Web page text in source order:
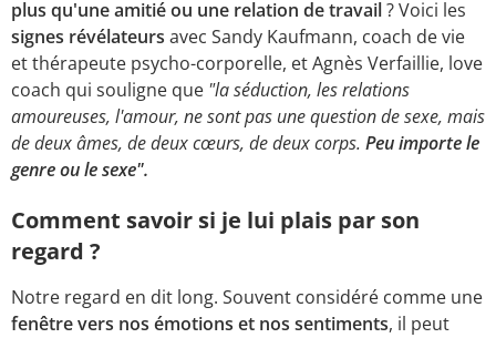
plus qu'une amitié ou une relation de travail? Voici les
signes révélateurs avec Sandy Kaufmann, coach de vie
et thérapeute psycho-corporelle, et Agnès Verfaillie, love
coach qui souligne que "la séduction, les relations
amoureuses, l'amour, ne sont pas une question de sexe, mais
de deux âmes, de deux cœurs, de deux corps. Peu importe le
genre ou le sexe".
Comment savoir si je lui plais par son
regard ?
Notre regard en dit long. Souvent considéré comme une
fenêtre vers nos émotions et nos sentiments, il peut